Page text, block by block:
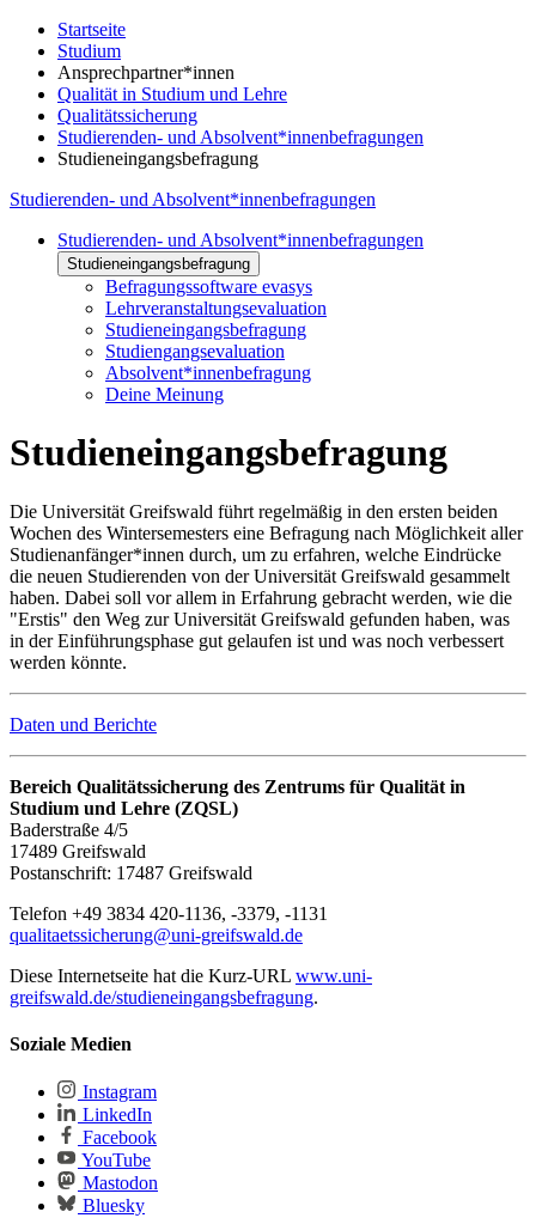
Startseite
Studium
Ansprechpartner*innen
Qualität in Studium und Lehre
Qualitätssicherung
Studierenden- und Absolvent*innenbefragungen
Studieneingangsbefragung
Studierenden- und Absolvent*innenbefragungen
Studierenden- und Absolvent*innenbefragungen
Studieneingangsbefragung
Befragungssoftware evasys
Lehrveranstaltungsevaluation
Studieneingangsbefragung
Studiengangsevaluation
Absolvent*innenbefragung
Deine Meinung
Studieneingangsbefragung
Die Universität Greifswald führt regelmäßig in den ersten beiden
Wochen des Wintersemesters eine Befragung nach Möglichkeit aller
Studienanfänger*innen durch, um zu erfahren, welche Eindrücke
die neuen Studierenden von der Universität Greifswald gesammelt
haben. Dabei soll vor allem in Erfahrung gebracht werden, wie die
"Erstis" den Weg zur Universität Greifswald gefunden haben, was
in der Einführungsphase gut gelaufen ist und was noch verbessert
werden könnte.
Daten und Berichte
Bereich Qualitätssicherung des Zentrums für Qualität in
Studium und Lehre (ZQSL)
Baderstraße 4/5
17489 Greifswald
Postanschrift: 17487 Greifswald
Telefon +49 3834 420-1136, -3379, -1131
qualitaetssicherung@uni-greifswald.de
Diese Internetseite hat die Kurz-URL www.uni-
greifswald.de/studieneingangsbefragung.
Soziale Medien
Instagram
LinkedIn
Facebook
YouTube
Mastodon
Bluesky